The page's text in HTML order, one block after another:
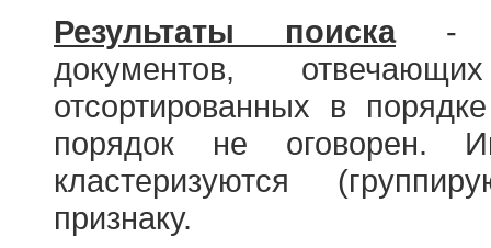
Результаты поиска-
документов,
отсортированных в
порядок не оговорен.
кластеризуются
признаку.